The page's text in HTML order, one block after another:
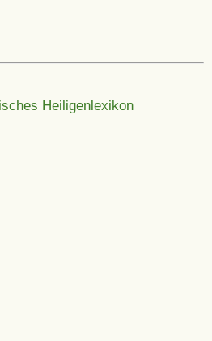
Heiligenlexikon